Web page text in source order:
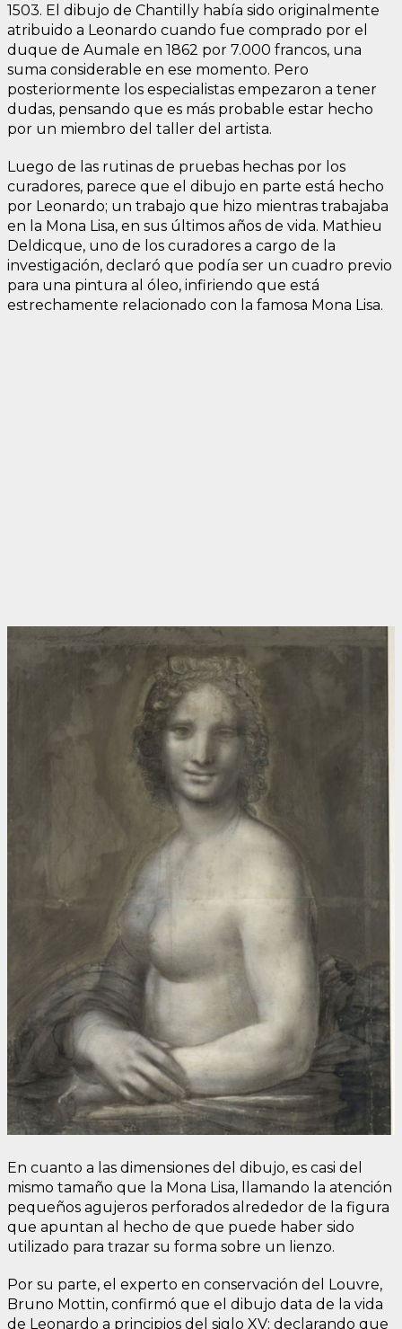
1503. El dibujo de Chantilly había sido originalmente
atribuido a Leonardo cuando fue comprado por el
duque de Aumale en 1862 por 7.000 francos, una
suma considerable en ese momento. Pero
posteriormente los especialistas empezaron a tener
dudas, pensando que es más probable estar hecho
por un miembro del taller del artista.
Luego de las rutinas de pruebas hechas por los
curadores, parece que el dibujo en parte está hecho
por Leonardo; un trabajo que hizo mientras trabajaba
en la Mona Lisa, en sus últimos años de vida. Mathieu
Deldicque, uno de los curadores a cargo de la
investigación, declaró que podía ser un cuadro previo
para una pintura al óleo, infiriendo que está
estrechamente relacionado con la famosa Mona Lisa.
En cuanto a las dimensiones del dibujo, es casi del
mismo tamaño que la Mona Lisa, llamando la atención
pequeños agujeros perforados alrededor de la figura
que apuntan al hecho de que puede haber sido
utilizado para trazar su forma sobre un lienzo.
Por su parte, el experto en conservación del Louvre,
Bruno Mottin, confirmó que el dibujo data de la vida
de Leonardo a principios del siglo XV; declarando que